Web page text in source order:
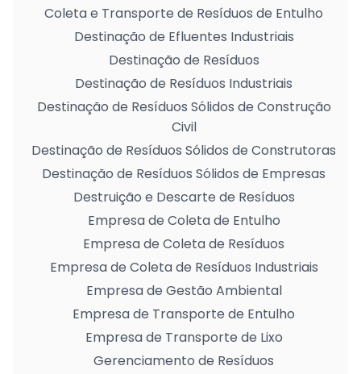
Coleta e Transporte de Resíduos de Entulho
Destinação de Efluentes Industriais
Destinação de Resíduos
Destinação de Resíduos Industriais
Destinação de Resíduos Sólidos de Construção
Civil
Destinação de Resíduos Sólidos de Construtoras
Destinação de Resíduos Sólidos de Empresas
Destruição e Descarte de Resíduos
Empresa de Coleta de Entulho
Empresa de Coleta de Resíduos
Empresa de Coleta de Resíduos Industriais
Empresa de Gestão Ambiental
Empresa de Transporte de Entulho
Empresa de Transporte de Lixo
Gerenciamento de Resíduos